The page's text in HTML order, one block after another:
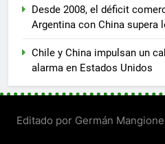
Desde 2008, el déficit
Argentina con China supera
Chile y China impulsan un
alarma en Estados Unidos
Editado por Germán